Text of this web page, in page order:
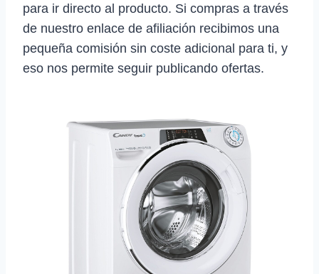
para ir directo al producto. Si compras a través
de nuestro enlace de afiliación recibimos una
pequeña comisión sin coste adicional para ti, y
eso nos permite seguir publicando ofertas.